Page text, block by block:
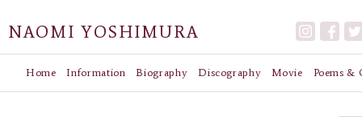
NAOMI YOSHIMURA
Home Information Biography Discography Movie Poems &